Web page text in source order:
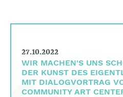
27.10.2022
WIR MACHEN'S UNS
DER KUNST DES
MIT DIALOGVORTRAG
COMMUNITY ART